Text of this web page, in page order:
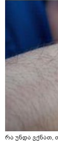
რა უნდა ვქნათ,